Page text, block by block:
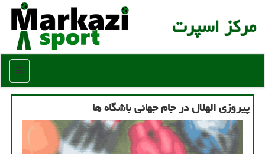
مركز اسپرت
منو
پیروزی الهلال در جام جهانی باشگاه ها